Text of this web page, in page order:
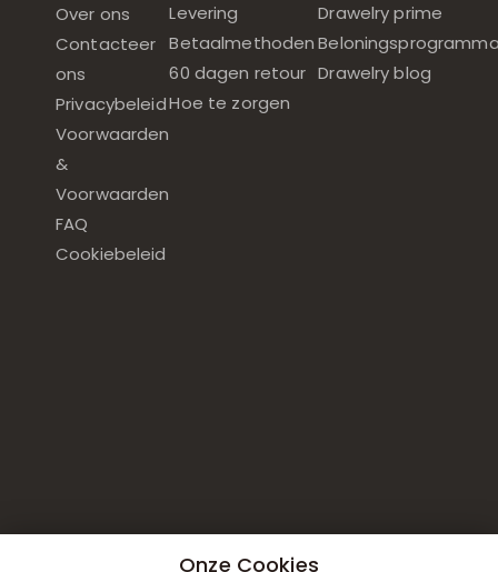
Over ons
Contacteer
ons
Privacybeleid
Voorwaarden
&
Voorwaarden
FAQ
Cookiebeleid
Levering
Betaalmethoden
60 dagen retour
Hoe te zorgen
Drawelry prime
Drawelry blog
Onze Cookies